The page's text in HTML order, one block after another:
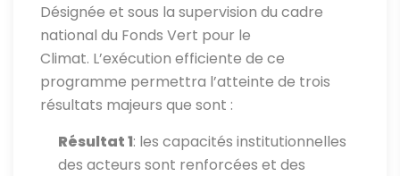
Désignée et sous la supervision du cadre
national du Fonds Vert pour le
Climat. L’exécution efficiente de ce
programme permettra l’atteinte de trois
résultats majeurs que sont :
Résultat 1: les capacités institutionnelles
des acteurs sont renforcées et des